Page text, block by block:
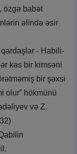
özgə babət
əlində əsir
qardaşlar - Habili-
kəs bir kimsəni
bir şəxsi
olur” hökmünü
və Z.